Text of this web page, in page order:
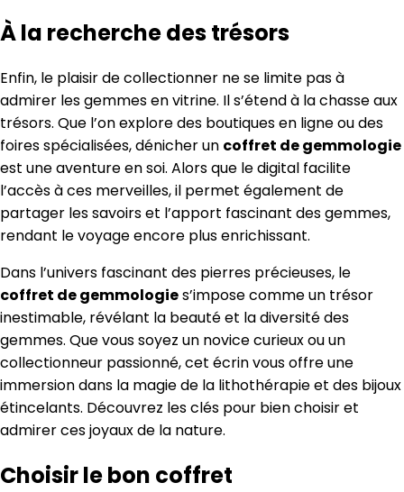
À la recherche des trésors
Enfin, le plaisir de collectionner ne se limite pas à
admirer les gemmes en vitrine. Il s’étend à la chasse aux
trésors. Que l’on explore des boutiques en ligne ou des
foires spécialisées, dénicher un coffret de gemmologie
est une aventure en soi. Alors que le digital facilite
l’accès à ces merveilles, il permet également de
partager les savoirs et l’apport fascinant des gemmes,
rendant le voyage encore plus enrichissant.
Dans l’univers fascinant des pierres précieuses, le
coffret de gemmologies’impose comme un trésor
inestimable, révélant la beauté et la diversité des
gemmes. Que vous soyez un novice curieux ou un
collectionneur passionné, cet écrin vous offre une
immersion dans la magie de la lithothérapie et des bijoux
étincelants. Découvrez les clés pour bien choisir et
admirer ces joyaux de la nature.
Choisir le bon coffret